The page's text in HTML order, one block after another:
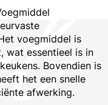
voegmiddel is
wat essentieel is in
Bovendien is
het een snelle
afwerking.